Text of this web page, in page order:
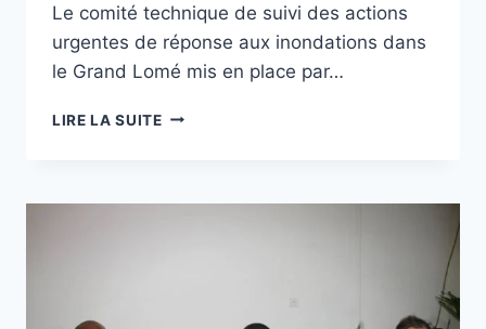
Le comité technique de suivi des actions
urgentes de réponse aux inondations dans
le Grand Lomé mis en place par…
LIRE LA SUITETOGO/GESTION
LE
MADJOULBA